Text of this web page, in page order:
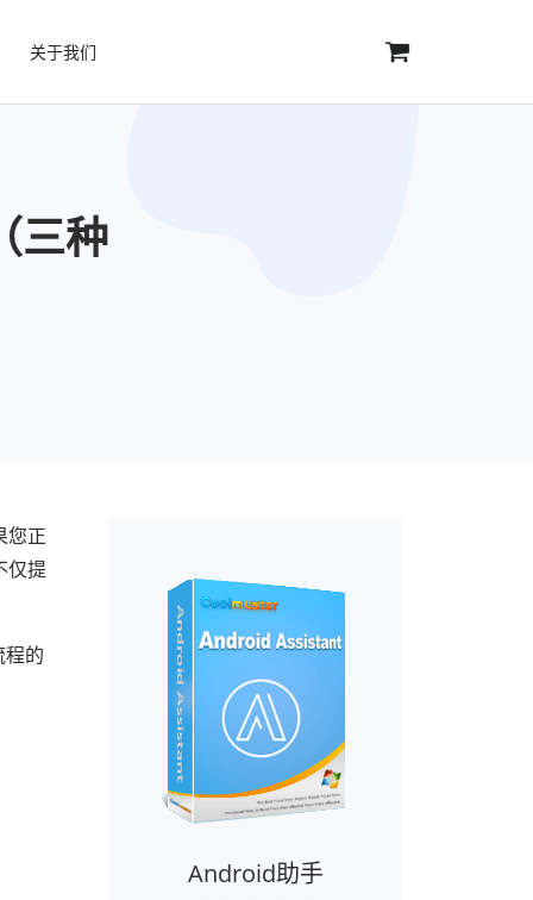
关于我们
三种
您正
仅提
程的
Android助手